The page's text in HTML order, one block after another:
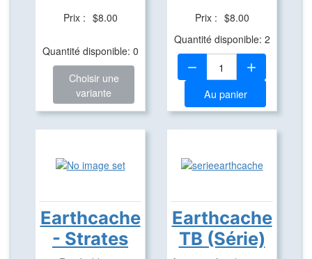
Prix : $8.00
Quantité disponible: 0
Choisir une
variante
Prix : $8.00
Quantité disponible: 2
Quantité:
Au panier
Earthcache
- Strates
Earthcache
TB (Série)